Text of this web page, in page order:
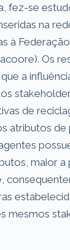
fez-se
na
à
Os
a
de
atributos de
maior a
mesmos